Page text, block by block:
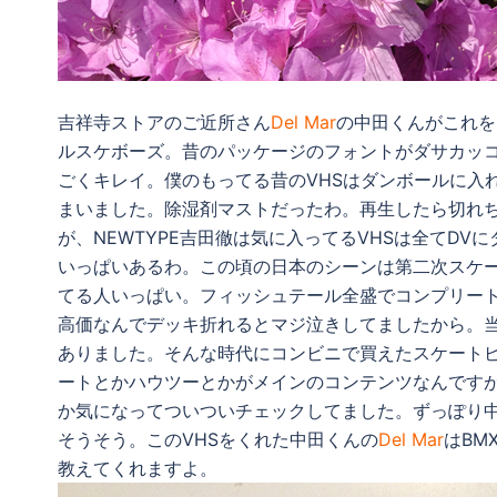
吉祥寺ストアのご近所さんDel Marの中田くんがこれ
ルスケボーズ。昔のパッケージのフォントがダサカ
ごくキレイ。僕のもってる昔のVHSはダンボールに
まいました。除湿剤マストだったわ。再生したら切
が、NEWTYPE吉田徹は気に入ってるVHSは全てDV
いっぱいあるわ。この頃の日本のシーンは第二次ス
てる人いっぱい。フィッシュテール全盛でコンプリ
高価なんでデッキ折れるとマジ泣きしてましたから
ありました。そんな時代にコンビニで買えたスケー
ートとかハウツーとかがメインのコンテンツなんで
か気になってついついチェックしてました。ずっぽ
そうそう。このVHSをくれた中田くんのDel Marは
教えてくれますよ。